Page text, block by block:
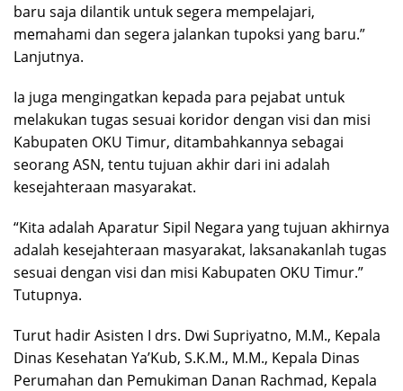
baru saja dilantik untuk segera mempelajari,
memahami dan segera jalankan tupoksi yang baru.”
Lanjutnya.
Ia juga mengingatkan kepada para pejabat untuk
melakukan tugas sesuai koridor dengan visi dan misi
Kabupaten OKU Timur, ditambahkannya sebagai
seorang ASN, tentu tujuan akhir dari ini adalah
kesejahteraan masyarakat.
“Kita adalah Aparatur Sipil Negara yang tujuan akhirnya
adalah kesejahteraan masyarakat, laksanakanlah tugas
sesuai dengan visi dan misi Kabupaten OKU Timur.”
Tutupnya.
Turut hadir Asisten I drs. Dwi Supriyatno, M.M., Kepala
Dinas Kesehatan Ya’Kub, S.K.M., M.M., Kepala Dinas
Perumahan dan Pemukiman Danan Rachmad, Kepala